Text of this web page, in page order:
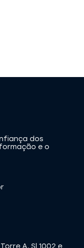
dos
e o